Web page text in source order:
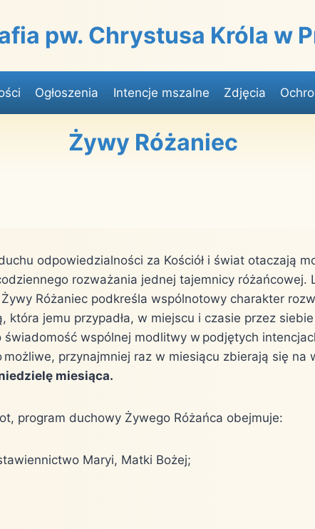
pw. Chrystusa Króla w
Ogłoszenia Intencje mszalne Zdjęcia
Żywy Różaniec
odpowiedzialności za Kościół i świat otaczają
rozważania jednej tajemnicy
Różaniec podkreśla wspólnotowy charakter
która jemu przypadła, w miejscu i czasie przez
wspólnej modlitwy w podjętych
przynajmniej raz w miesiącu zbierają się na
miesiąca.
program duchowy Żywego Różańca obejmuje:
Maryi, Matki Bożej;